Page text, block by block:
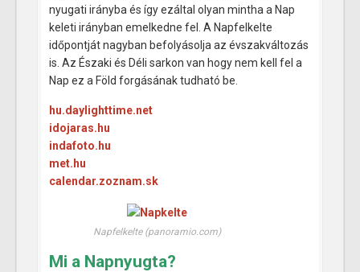
nyugati irányba és így ezáltal olyan mintha a Nap
keleti irányban emelkedne fel. A Napfelkelte
időpontját nagyban befolyásolja az évszakváltozás
is. Az Északi és Déli sarkon van hogy nem kell fel a
Nap ez a Föld forgásának tudható be.
hu.daylighttime.net
idojaras.hu
indafoto.hu
met.hu
calendar.zoznam.sk
Napfelkelte (panoramio.com)
Mi a Napnyugta?